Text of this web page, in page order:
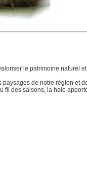
le patrimoine naturel
de notre région et
fil des saisons, la haie